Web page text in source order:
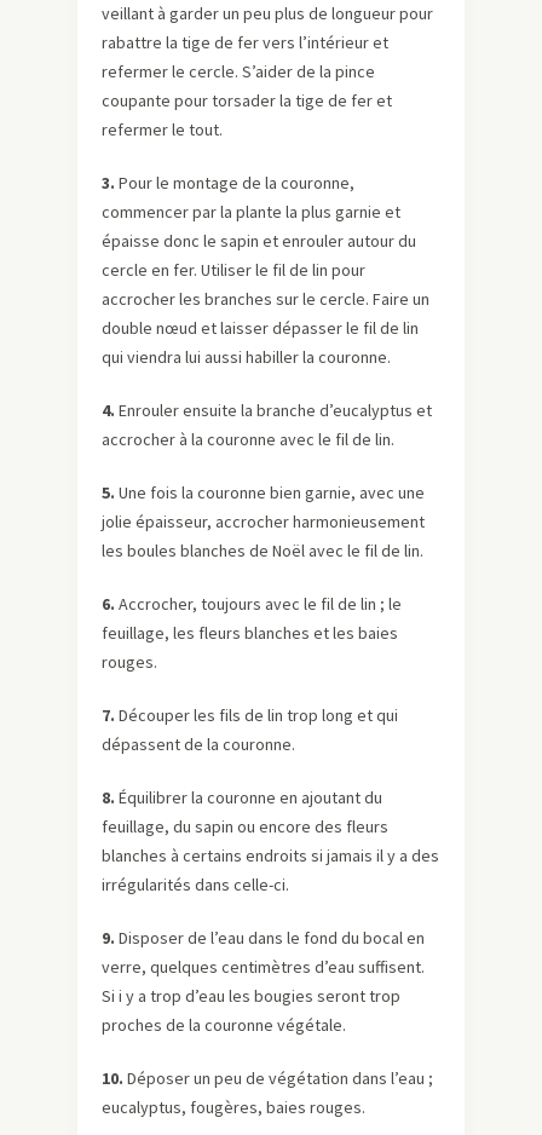
veillant à garder un peu plus de longueur pour
rabattre la tige de fer vers l’intérieur et
refermer le cercle. S’aider de la pince
coupante pour torsader la tige de fer et
refermer le tout.
3. Pour le montage de la couronne,
commencer par la plante la plus garnie et
épaisse donc le sapin et enrouler autour du
cercle en fer. Utiliser le fil de lin pour
accrocher les branches sur le cercle. Faire un
double nœud et laisser dépasser le fil de lin
qui viendra lui aussi habiller la couronne.
4. Enrouler ensuite la branche d’eucalyptus et
accrocher à la couronne avec le fil de lin.
5. Une fois la couronne bien garnie, avec une
jolie épaisseur, accrocher harmonieusement
les boules blanches de Noël avec le fil de lin.
6. Accrocher, toujours avec le fil de lin ; le
feuillage, les fleurs blanches et les baies
rouges.
7. Découper les fils de lin trop long et qui
dépassent de la couronne.
8. Équilibrer la couronne en ajoutant du
feuillage, du sapin ou encore des fleurs
blanches à certains endroits si jamais il y a des
irrégularités dans celle-ci.
9. Disposer de l’eau dans le fond du bocal en
verre, quelques centimètres d’eau suffisent.
Si i y a trop d’eau les bougies seront trop
proches de la couronne végétale.
10. Déposer un peu de végétation dans l’eau ;
eucalyptus, fougères, baies rouges.